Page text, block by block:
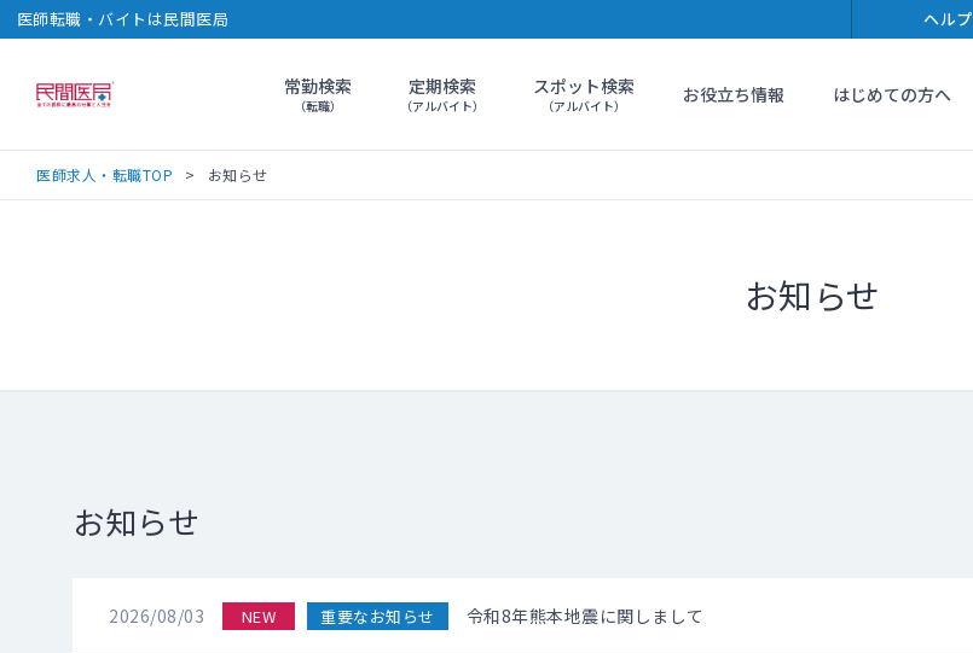
医師転職・バイトは民間医局 ヘルプ
民間医局常勤検索
（転職）
定期検索
（アルバイト）
スポット検索
（アルバイト） お役立ち情報 はじめての方へ
医師求人・転職TOP お知らせ
お知らせ
お知らせ
2026/08/03 NEW 重要なお知らせ 令和8年熊本地震に関しまして